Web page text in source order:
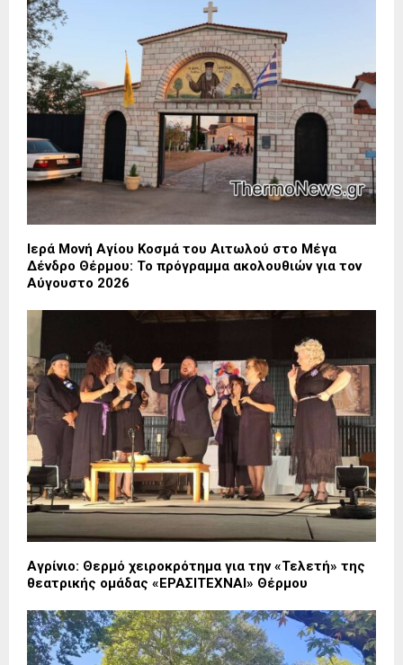
Ιερά Μονή Αγίου Κοσμά του Αιτωλού στο Μέγα
Δένδρο Θέρμου: Το πρόγραμμα ακολουθιών για τον
Αύγουστο 2026
Αγρίνιο: Θερμό χειροκρότημα για την «Τελετή» της
θεατρικής ομάδας «ΕΡΑΣΙΤΕΧΝΑΙ» Θέρμου